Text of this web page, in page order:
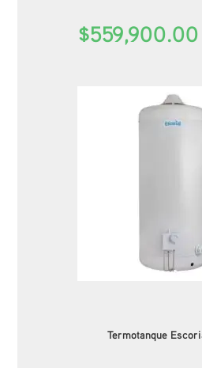
$559,900.00
Termotanque